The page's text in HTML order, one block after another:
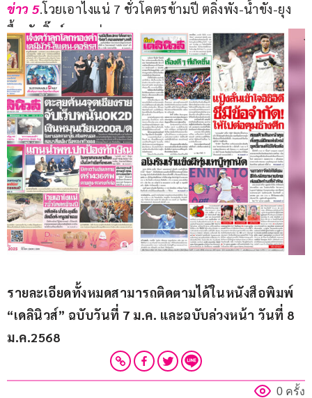
ข่าว 5.โวยเอาไงแน่ 7 ชั่วโคตรข้ามปี ตลิ่งพัง-น้ำขัง-ยุง
อื้อ อัดอิ๊งค์-หนูอย่าเฉย
รายละเอียดทั้งหมดสามารถติดตามได้ในหนังสือพิมพ์
“เดลินิวส์” ฉบับวันที่ 7 ม.ค. และฉบับล่วงหน้า วันที่ 8
ม.ค.2568
0 ครั้ง